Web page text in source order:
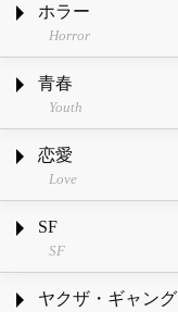
ホラー
Horror
青春
Youth
恋愛
Love
SF
SF
ヤクザ・ギャング